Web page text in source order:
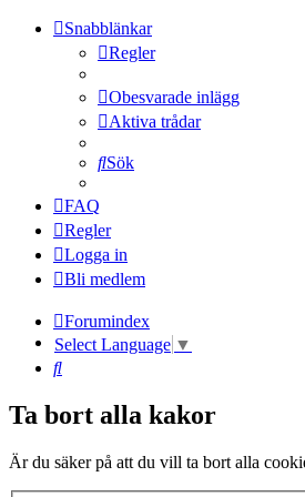
Snabblänkar
Regler
Obesvarade inlägg
Aktiva trådar
Sök
FAQ
Regler
Logga in
Bli medlem
Forumindex
Select Language ▼
Sök
Ta bort alla kakor
Är du säker på att du vill ta bort alla